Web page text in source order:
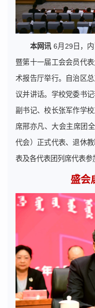
本网讯6月29日，内
暨第十一届工会会员代
术报告厅举行。自治区
议并讲话。学校党委书
副书记、校长张军作学
席邢亦凡、大会主席团
代会）正式代表、退休
表及各代表团列席代表参
盛会